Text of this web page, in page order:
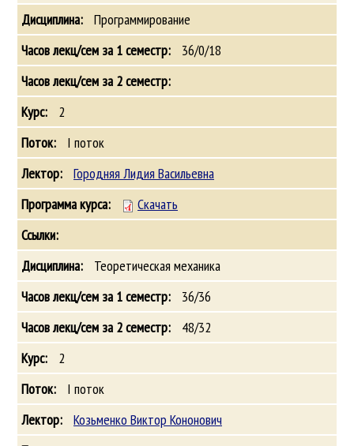
Программирование
36/0/18
2
I поток
Городняя Лидия Васильевна
Скачать
Теоретическая механика
36/36
48/32
2
I поток
Козьменко Виктор Кононович